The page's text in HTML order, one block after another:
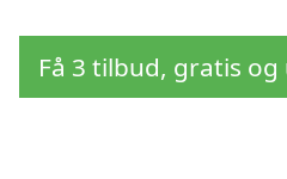
Få 3 tilbud, gratis